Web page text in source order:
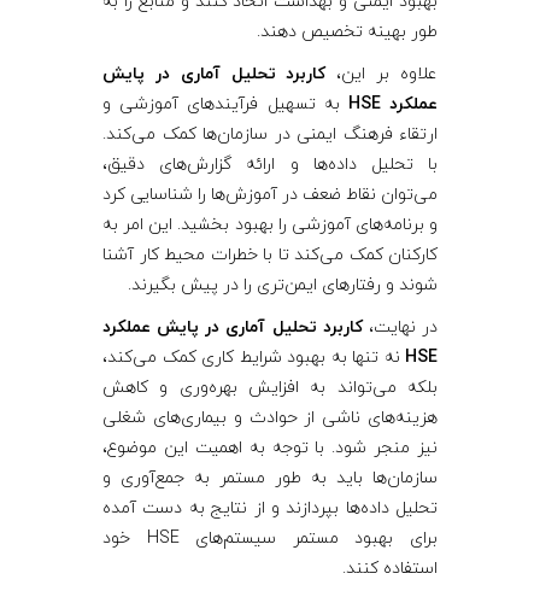
H
طور بهینه تخصیص دهند.
علاوه بر این،کاربرد تحلیل آماری در پایش
عملکرد HSE
به تسهیل فرآیندهای آموزشی و
ارتقاء فرهنگ ایمنی در سازمان‌ها کمک می‌کند.
با تحلیل داده‌ها و ارائه گزارش‌های دقیق،
می‌توان نقاط ضعف در آموزش‌ها را شناسایی کرد
و برنامه‌های آموزشی را بهبود بخشید. این امر به
کارکنان کمک می‌کند تا با خطرات محیط کار آشنا
شوند و رفتارهای ایمن‌تری را در پیش بگیرند.
در نهایت،کاربرد تحلیل آماری در پایش عملکرد
HSE نه تنها به بهبود شرایط کاری کمک می‌کند،
بلکه می‌تواند به افزایش بهره‌وری و کاهش
هزینه‌های ناشی از حوادث و بیماری‌های شغلی
نیز منجر شود. با توجه به اهمیت این موضوع،
سازمان‌ها باید به طور مستمر به جمع‌آوری و
تحلیل داده‌ها بپردازند و از نتایج به دست آمده
برای بهبود مستمر سیستم‌های HSE خود
استفاده کنند.